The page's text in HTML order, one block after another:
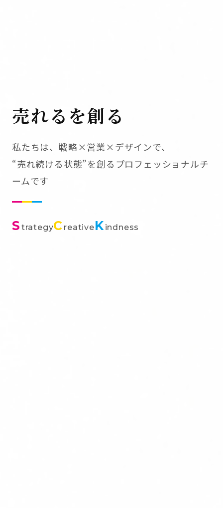
売れるを創る
私たちは、戦略×営業×デザインで、
“売れ続ける状態”を創るプロフェッショナルチ
ームです
S trategyC reativeKindness